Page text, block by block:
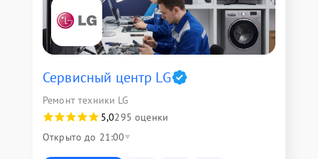
Сервисный центр LG
Ремонт техники LG
5,0295 оценки
Открыто до 21:00